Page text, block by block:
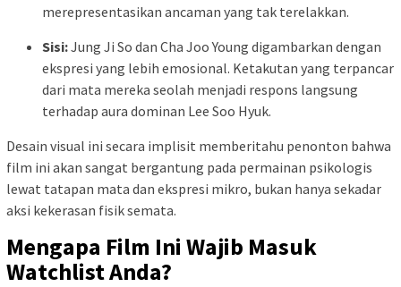
merepresentasikan ancaman yang tak terelakkan.
Sisi:Jung Ji So dan Cha Joo Young digambarkan dengan
ekspresi yang lebih emosional. Ketakutan yang terpancar
dari mata mereka seolah menjadi respons langsung
terhadap aura dominan Lee Soo Hyuk.
Desain visual ini secara implisit memberitahu penonton bahwa
film ini akan sangat bergantung pada permainan psikologis
lewat tatapan mata dan ekspresi mikro, bukan hanya sekadar
aksi kekerasan fisik semata.
Mengapa Film Ini Wajib Masuk
Watchlist Anda?